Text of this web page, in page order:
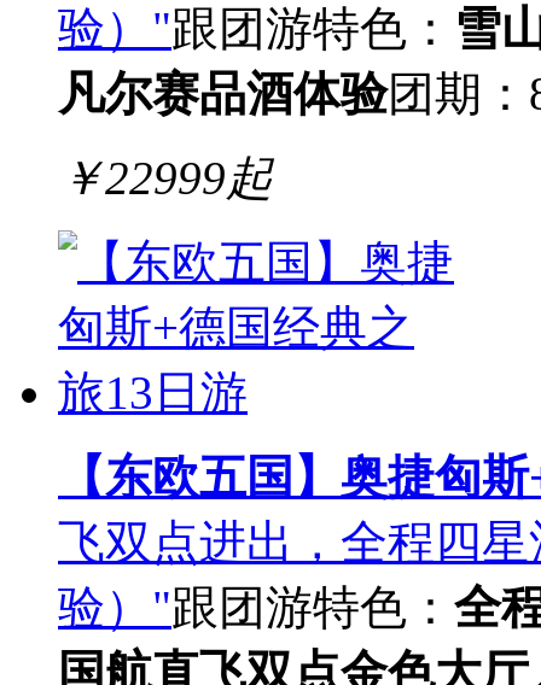
验）"跟团游特色： 雪
凡尔赛品酒体验团期：
￥22999起
【东欧五国】奥捷匈
飞双点进出，全程四
验）"跟团游特色： 全
国航直飞双点金色大厅